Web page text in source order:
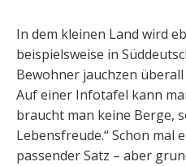
In dem kleinen Land wird
beispielsweise in
Bewohner jauchzen
Auf einer Infotafel kann
braucht man keine Berge,
Lebensfreude.“ Schon mal
passender Satz – aber